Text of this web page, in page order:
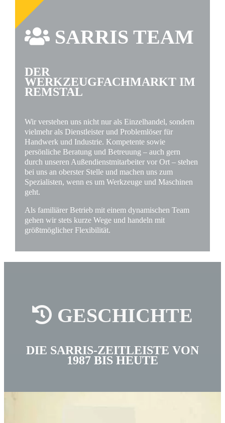
SARRIS TEAM
DER
WERKZEUGFACHMARKT IM
REMSTAL
Wir verstehen uns nicht nur als Einzelhandel, sondern
vielmehr als Dienstleister und Problemlöser für
Handwerk und Industrie. Kompetente sowie
persönliche Beratung und Betreuung – auch gern
durch unseren Außendienstmitarbeiter vor Ort – stehen
bei uns an oberster Stelle und machen uns zum
Spezialisten, wenn es um Werkzeuge und Maschinen
geht.
Als familiärer Betrieb mit einem dynamischen Team
gehen wir stets kurze Wege und handeln mit
größtmöglicher Flexibilität.
GESCHICHTE
DIE SARRIS-ZEITLEISTE VON
1987 BIS HEUTE